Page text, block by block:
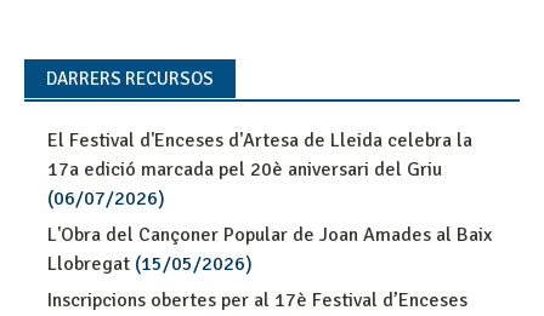
DARRERS RECURSOS
El Festival d'Enceses d'Artesa de Lleida celebra la
17a edició marcada pel 20è aniversari del Griu
(06/07/2026)
L'Obra del Cançoner Popular de Joan Amades al Baix
Llobregat (15/05/2026)
Inscripcions obertes per al 17è Festival d’Enceses